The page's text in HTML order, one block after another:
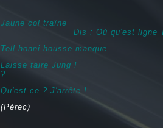
Jaune col traîne
Dis : Où
Tell honni housse manque
Laisse taire Jung ! Oh,
?
Qu'est-ce ? J'arrête
(Pérec)